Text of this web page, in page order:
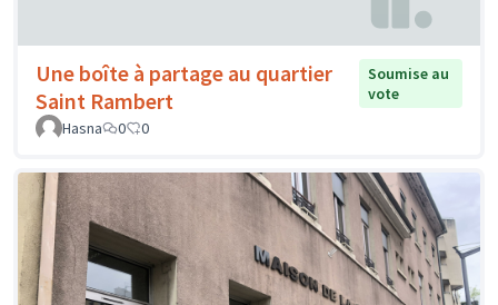
Une boîte à partage au quartier
Saint Rambert
Soumise au
vote
Hasna
0 0